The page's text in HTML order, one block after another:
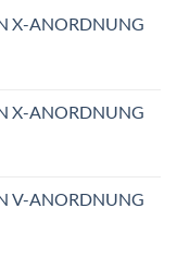
X-ANORDNUNG
X-ANORDNUNG
V-ANORDNUNG